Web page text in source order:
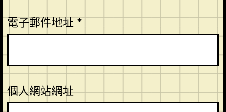
電子郵件地址*
個人網站網址